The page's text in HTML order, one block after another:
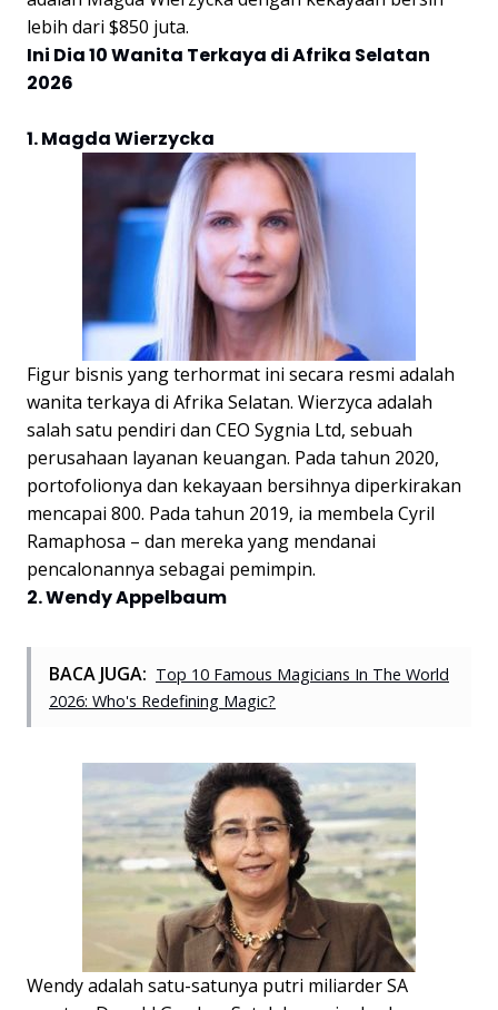
lebih dari $850 juta.
Ini Dia 10 Wanita Terkaya di Afrika Selatan
2026
1. Magda Wierzycka
Figur bisnis yang terhormat ini secara resmi adalah
wanita terkaya di Afrika Selatan. Wierzyca adalah
salah satu pendiri dan CEO Sygnia Ltd, sebuah
perusahaan layanan keuangan. Pada tahun 2020,
portofolionya dan kekayaan bersihnya diperkirakan
mencapai 800. Pada tahun 2019, ia membela Cyril
Ramaphosa – dan mereka yang mendanai
pencalonannya sebagai pemimpin.
2. Wendy Appelbaum
BACA JUGA: Top 10 Famous Magicians In The World
2026: Who's Redefining Magic?
Wendy adalah satu-satunya putri miliarder SA